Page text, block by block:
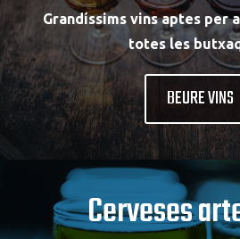
Grandíssims vins aptes per
totes les
BEURE VINS
Cerveses